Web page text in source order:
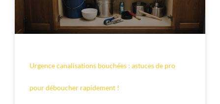
Urgence canalisations bouchées : astuces de pro
pour déboucher rapidement !